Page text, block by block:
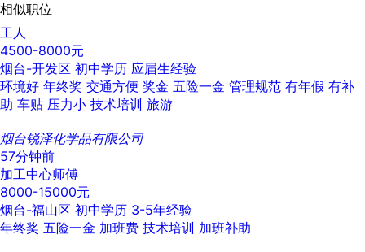
相似职位
工人
4500-8000元
烟台-开发区 初中学历 应届生经验
环境好 年终奖 交通方便 奖金 五险一金 管理规范 有年假 有补
助 车贴 压力小 技术培训 旅游
烟台锐泽化学品有限公司
57分钟前
加工中心师傅
8000-15000元
烟台-福山区 初中学历 3-5年经验
年终奖 五险一金 加班费 技术培训 加班补助